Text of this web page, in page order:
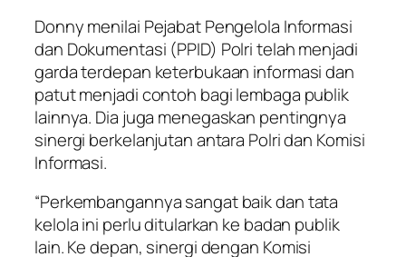
Donny menilai Pejabat Pengelola Informasi
dan Dokumentasi (PPID) Polri telah menjadi
garda terdepan keterbukaan informasi dan
patut menjadi contoh bagi lembaga publik
lainnya. Dia juga menegaskan pentingnya
sinergi berkelanjutan antara Polri dan Komisi
Informasi.
“Perkembangannya sangat baik dan tata
kelola ini perlu ditularkan ke badan publik
lain. Ke depan, sinergi dengan Komisi